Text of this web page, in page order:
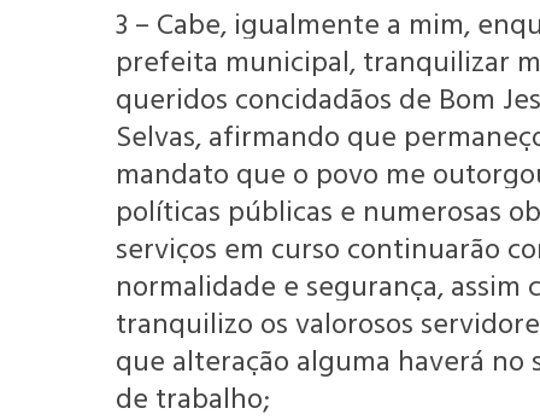
3 – Cabe, igualmente a mim,
prefeita municipal, tranquilizar
queridos concidadãos de Bom
Selvas, afirmando que
mandato que o povo me
políticas públicas e numerosas
serviços em curso continuarão
normalidade e segurança, assim
tranquilizo os valorosos
que alteração alguma haverá no
de trabalho;